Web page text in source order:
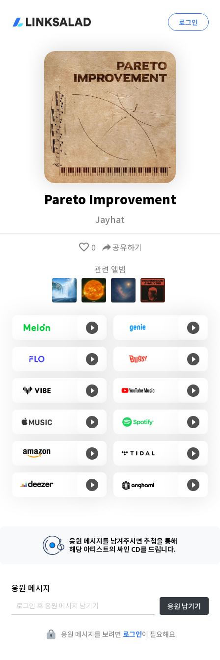
로그인
Pareto Improvement
Jayhat
favorite_border 0 reply공유하기
관련 앨범
응원 메시지를 남겨주시면 추첨을 통해
해당 아티스트의 싸인 CD를 드립니다.
응원 메시지
응원 남기기
응원 메시지를 보려면 로그인이 필요해요.